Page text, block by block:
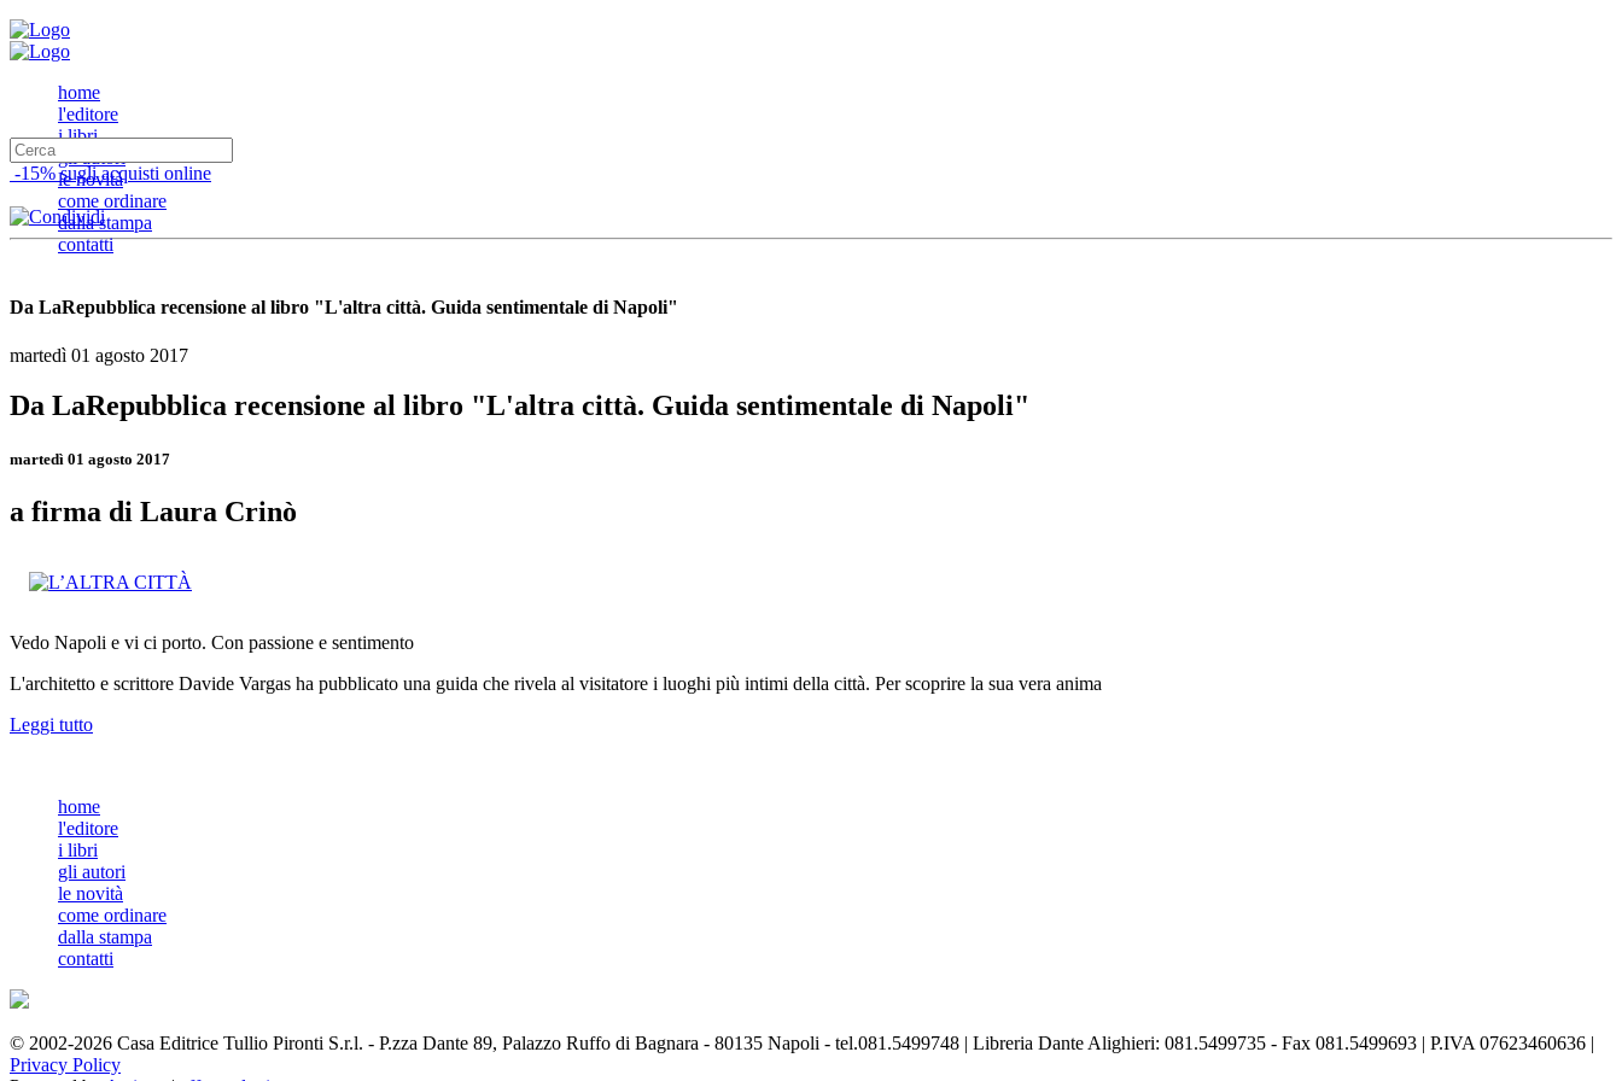
home
l'editore
i libri
gli autori
le novità
come ordinare
dalla stampa
contatti
-15% sugli acquisti online
Da LaRepubblica recensione al libro "L'altra città. Guida sentimentale di Napoli"
martedì 01 agosto 2017
Da LaRepubblica recensione al libro "L'altra città. Guida sentimentale di Napoli"
martedì 01 agosto 2017
a firma di Laura Crinò
Vedo Napoli e vi ci porto. Con passione e sentimento
L'architetto e scrittore Davide Vargas ha pubblicato una guida che rivela al visitatore i luoghi più intimi della città. Per scoprire la sua vera anima
Leggi tutto
home
l'editore
i libri
gli autori
le novità
come ordinare
dalla stampa
contatti
© 2002-2026 Casa Editrice Tullio Pironti S.r.l. - P.zza Dante 89, Palazzo Ruffo di Bagnara - 80135 Napoli - tel.081.5499748 | Libreria Dante Alighieri: 081.5499735 - Fax 081.5499693 | P.IVA 07623460636 |
Privacy Policy